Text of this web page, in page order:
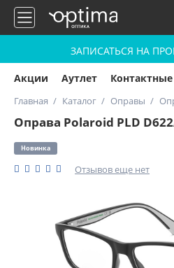
ЗАПИСАТЬСЯ НА
Акции Аутлет
Главная Каталог Оправы
Оправа Polaroid PLD
Новинка
Отзывов еще нет